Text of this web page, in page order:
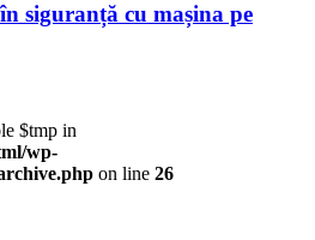
siguranță cu mașina pe
$tmp in
wp-
on line 26